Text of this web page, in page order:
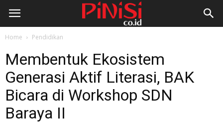
Home Pendidikan
Membentuk Ekosistem
Generasi Aktif Literasi, BAK
Bicara di Workshop SDN
Baraya II